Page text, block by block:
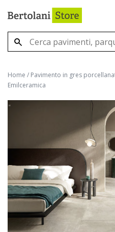
Home / Pavimento in gres
Emilceramica